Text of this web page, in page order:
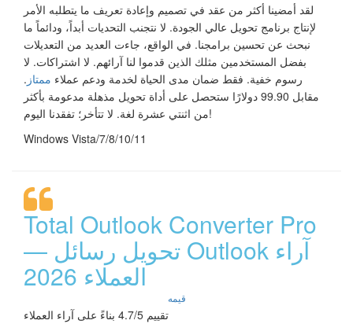
لقد أمضينا أكثر من عقد في تصميم وإعادة تعريف ما يتطلبه الأمر
لإنتاج برنامج تحويل عالي الجودة. لا نتجنب التحديات أبداً، ودائماً ما
نبحث عن تحسين برامجنا. في الواقع، جاءت العديد من التعديلات
بفضل المستخدمين مثلك الذين قدموا لنا آرائهم. لا اشتراكات. لا
رسوم خفية. فقط ضمان مدى الحياة لخدمة ودعم عملاء ممتاز .
مقابل 99.90 دولارًا ستحصل على أداة تحويل مذهلة مدعومة بأكثر
من اثنتي عشرة لغة. لا تتأخر؛ تفقدنا اليوم!
Windows Vista/7/8/10/11
Total Outlook Converter Pro
— تحويل رسائل Outlook آراء
العملاء 2026
قيمه
تقييم 4.7/5 بناءً على آراء العملاء